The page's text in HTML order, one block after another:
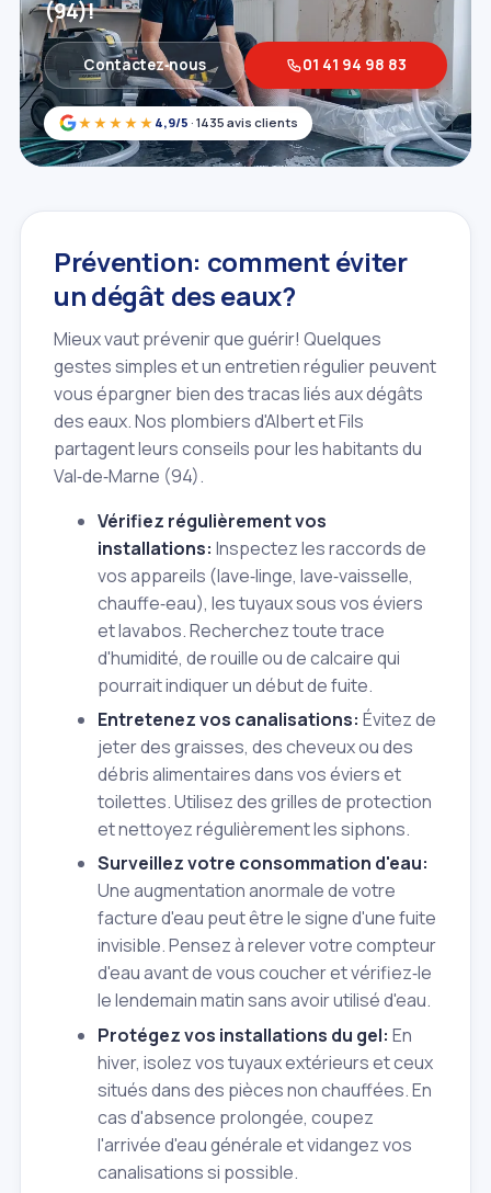
★★★★★ 4,9/5 · 1435 avis clients
(94)!
Contactez‑nous 01 41 94 98 83
Prévention: comment éviter
un dégât des eaux?
Mieux vaut prévenir que guérir! Quelques
gestes simples et un entretien régulier peuvent
vous épargner bien des tracas liés aux dégâts
des eaux. Nos plombiers d'Albert et Fils
partagent leurs conseils pour les habitants du
Val‑de‑Marne (94).
Vérifiez régulièrement vos
installations: Inspectez les raccords de
vos appareils (lave‑linge, lave‑vaisselle,
chauffe‑eau), les tuyaux sous vos éviers
et lavabos. Recherchez toute trace
d'humidité, de rouille ou de calcaire qui
pourrait indiquer un début de fuite.
Entretenez vos canalisations: Évitez de
jeter des graisses, des cheveux ou des
débris alimentaires dans vos éviers et
toilettes. Utilisez des grilles de protection
et nettoyez régulièrement les siphons.
Surveillez votre consommation d'eau:
Une augmentation anormale de votre
facture d'eau peut être le signe d'une fuite
invisible. Pensez à relever votre compteur
d'eau avant de vous coucher et vérifiez‑le
le lendemain matin sans avoir utilisé d'eau.
Protégez vos installations du gel: En
hiver, isolez vos tuyaux extérieurs et ceux
situés dans des pièces non chauffées. En
cas d'absence prolongée, coupez
l'arrivée d'eau générale et vidangez vos
canalisations si possible.